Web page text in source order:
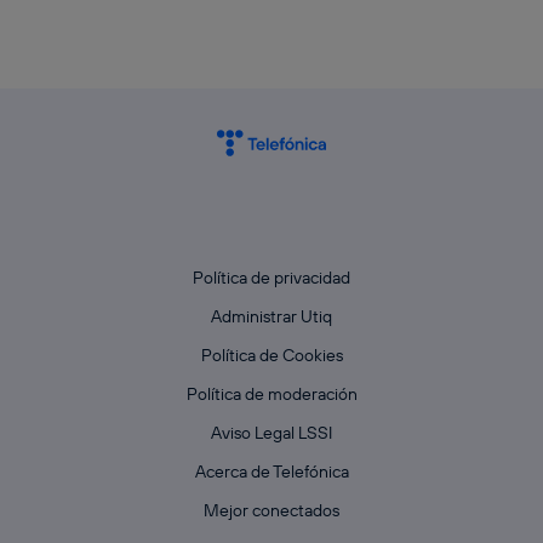
Política de privacidad
Administrar Utiq
Política de Cookies
Política de moderación
Aviso Legal LSSI
Acerca de Telefónica
Mejor conectados
Puedes gestionar los consentimientos Utiq seleccionando